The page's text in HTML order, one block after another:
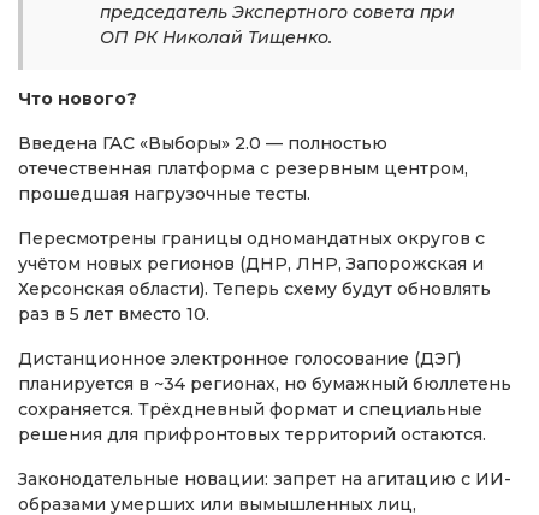
председатель Экспертного совета при
ОП РК Николай Тищенко.
Что нового?
Введена ГАС «Выборы» 2.0 — полностью
отечественная платформа с резервным центром,
прошедшая нагрузочные тесты.
Пересмотрены границы одномандатных округов с
учётом новых регионов (ДНР, ЛНР, Запорожская и
Херсонская области). Теперь схему будут обновлять
раз в 5 лет вместо 10.
Дистанционное электронное голосование (ДЭГ)
планируется в ~34 регионах, но бумажный бюллетень
сохраняется. Трёхдневный формат и специальные
решения для прифронтовых территорий остаются.
Законодательные новации: запрет на агитацию с ИИ-
образами умерших или вымышленных лиц,